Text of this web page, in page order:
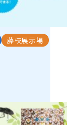
藤枝展示場